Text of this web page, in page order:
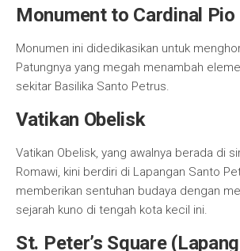
Monument to Cardinal Pio
Monumen ini didedikasikan untuk
Patungnya yang megah menambah
sekitar Basilika Santo Petrus.
Vatikan Obelisk
Vatikan Obelisk, yang awalnya berada di
Romawi, kini berdiri di Lapangan Santo
memberikan sentuhan budaya dengan
sejarah kuno di tengah kota kecil ini.
St. Peter’s Square